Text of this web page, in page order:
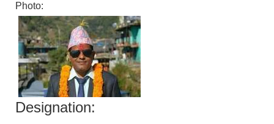
Photo:
Designation: